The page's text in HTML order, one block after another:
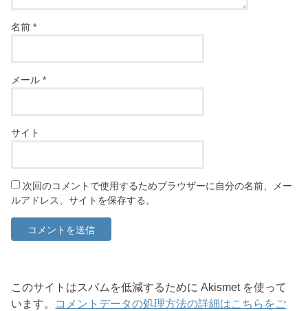
名前*
メール*
サイト
次回のコメントで使用するためブラウザーに自分の名前、メー
ルアドレス、サイトを保存する。
このサイトはスパムを低減するために Akismet を使って
います。 コメントデータの処理方法の詳細はこちらをご